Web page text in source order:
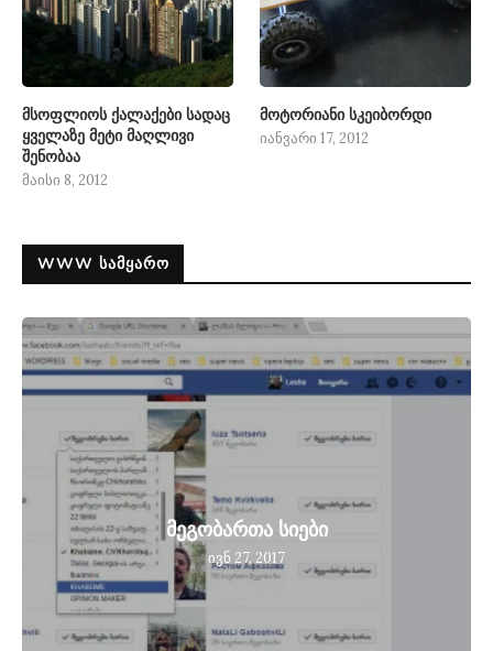
მსოფლიოს ქალაქები სადაც
ყველაზე მეტი მაღლივი
შენობაა
მაისი 8, 2012
მოტორიანი სკეიბორდი
იანვარი 17, 2012
WWW ᲡᲐᲛᲧᲐᲠᲝ
მეგობართა სიები
ივნ 27, 2017